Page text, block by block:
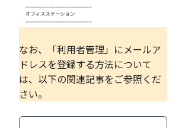
なお、「利用者管理」にメールア
ドレスを登録する方法について
は、以下の関連記事をご参照くだ
さい。